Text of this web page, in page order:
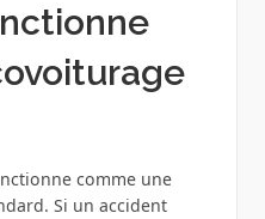
comme une
Si un accident